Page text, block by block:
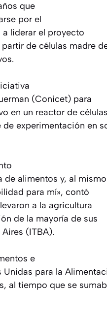
que
por el
liderar el proyecto
de células madre
(Conicet) para
en un reactor de células
experimentación en
de alimentos y, al mismo
para mí», contó
a la agricultura
de la mayoría de sus
(ITBA).
e
para la
al tiempo que se